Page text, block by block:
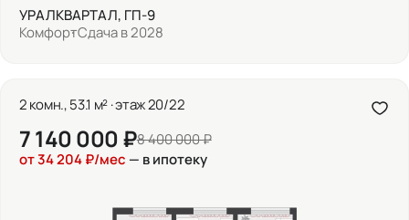
УРАЛКВАРТАЛ, ГП-9
КомфортСдача в 2028
2 комн., 53.1 м² · этаж 20/22
7 140 000 ₽8 400 000 ₽
от 34 204 ₽/мес — в ипотеку